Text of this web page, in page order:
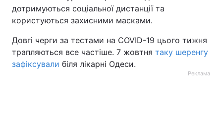
Тема оформлення
дотримуються соціальної дистанції та
користуються захисними масками.
Довгі черги за тестами на COVID-19 цього тижня
трапляються все частіше. 7 жовтня таку шеренгу
зафіксували біля лікарні Одеси.
Реклама